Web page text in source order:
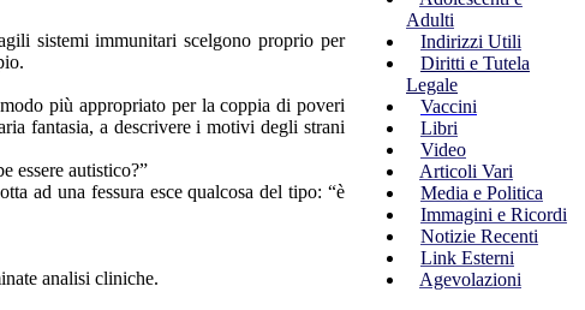
sistemi immunitari scelgono proprio per
più appropriato per la coppia di poveri
fantasia, a descrivere i motivi degli strani
essere autistico?”
ad una fessura esce qualcosa del tipo: “è
analisi cliniche.
Adulti
Indirizzi Utili
Diritti e Tutela
Legale
Vaccini
Libri
Video
Articoli Vari
Media e Politica
Immagini e Ricordi
Notizie Recenti
Link Esterni
Agevolazioni